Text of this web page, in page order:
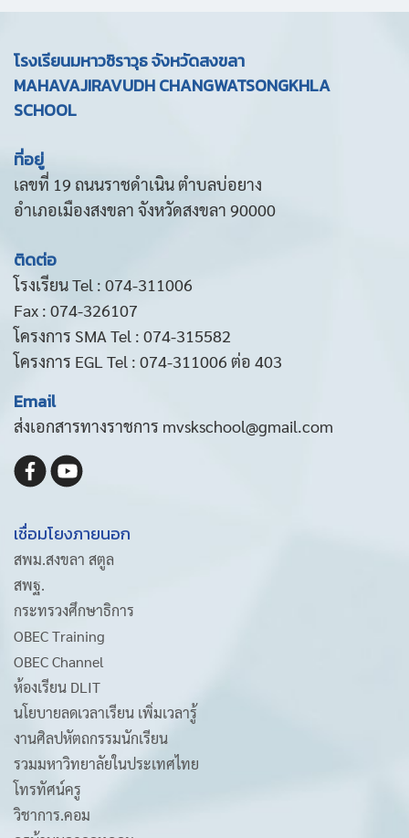
โรงเรียนมหาวชิราวุธ จังหวัดสงขลา
MAHAVAJIRAVUDH CHANGWATSONGKHLA
SCHOOL
ที่อยู่
เลขที่ 19 ถนนราชดำเนิน ตำบลบ่อยาง
อำเภอเมืองสงขลา จังหวัดสงขลา 90000
ติดต่อ
โรงเรียน Tel : 074-311006
Fax : 074-326107
โครงการ SMA Tel : 074-315582
โครงการ EGL Tel : 074-311006 ต่อ 403
Email
ส่งเอกสารทางราชการ mvskschool@gmail.com
เชื่อมโยงภายนอก
สพม.สงขลา สตูล
สพฐ.
กระทรวงศึกษาธิการ
OBEC Training
OBEC Channel
ห้องเรียน DLIT
นโยบายลดเวลาเรียน เพิ่มเวลารู้
งานศิลปหัตถกรรมนักเรียน
รวมมหาวิทยาลัยในประเทศไทย
โทรทัศน์ครู
วิชาการ.คอม